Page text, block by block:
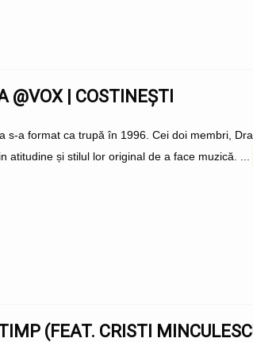
@VOX | COSTINEȘTI
s-a format ca trupă în 1996. Cei doi membri,
atitudine și stilul lor original de a face muzică. ...
(FEAT. CRISTI